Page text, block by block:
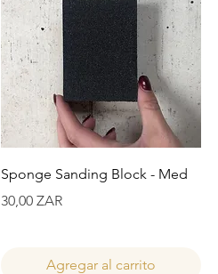
Vista rápida
Sponge Sanding Block - Med
Precio
30,00 ZAR
Agregar al carrito